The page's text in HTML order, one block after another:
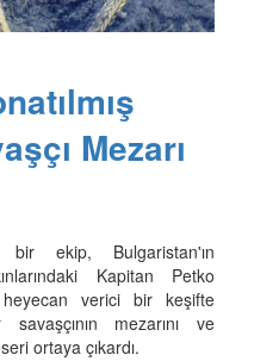
Mezarı
bir ekip, Bulgaristan'ın
Kapitan Petko
verici bir keşifte
mezarını ve
ortaya çıkardı.